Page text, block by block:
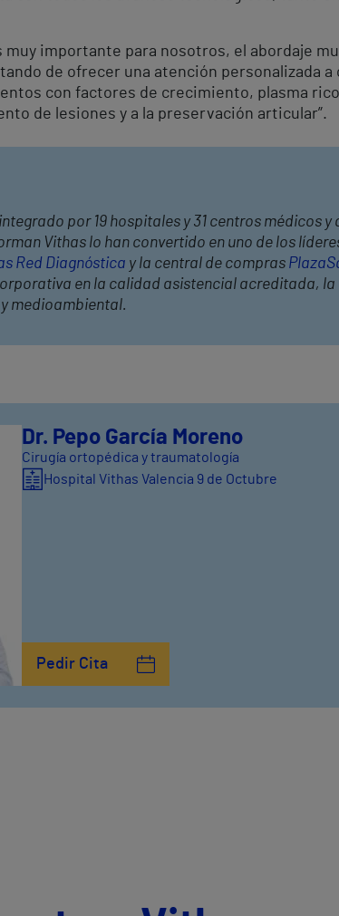
muy importante para nosotros, el abordaje
de ofrecer una atención personalizada a
con factores de crecimiento, plasma
de lesiones y a la preservación articular”.
por 19 hospitales y 31 centros médicos
Vithas lo han convertido en uno de los
Red Diagnóstica y la central de compras
en la calidad asistencial acreditada,
medioambiental.
Dr. Pepo García Moreno
Cirugía ortopédica y traumatología
Hospital Vithas Valencia 9 de Octubre
Pedir Cita